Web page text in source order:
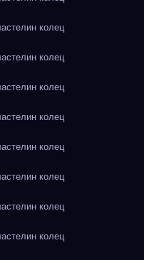
колец
колец
колец
колец
колец
колец
колец
колец